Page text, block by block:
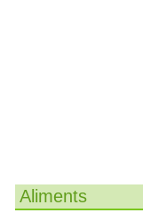
Aliments